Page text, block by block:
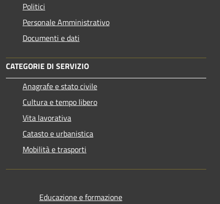
Politici
Personale Amministrativo
Documenti e dati
CATEGORIE DI SERVIZIO
Anagrafe e stato civile
Cultura e tempo libero
Vita lavorativa
Catasto e urbanistica
Mobilità e trasporti
Educazione e formazione